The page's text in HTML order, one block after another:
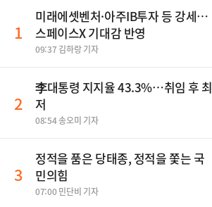
1
미래에셋벤처·아주IB투자 등 강세…
스페이스X 기대감 반영
09:37 김하랑 기자
2
李대통령 지지율 43.3%…취임 후 최
저
08:54 송오미 기자
3
정적을 품은 당태종, 정적을 쫓는 국
민의힘
07:00 민단비 기자